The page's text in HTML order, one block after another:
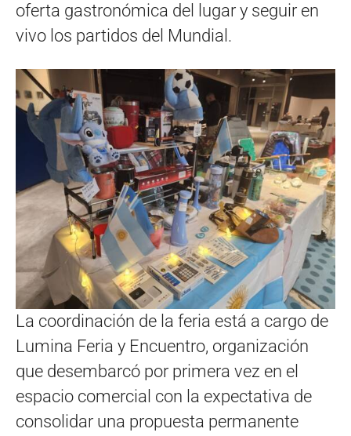
oferta gastronómica del lugar y seguir en
vivo los partidos del Mundial.
La coordinación de la feria está a cargo de
Lumina Feria y Encuentro, organización
que desembarcó por primera vez en el
espacio comercial con la expectativa de
consolidar una propuesta permanente